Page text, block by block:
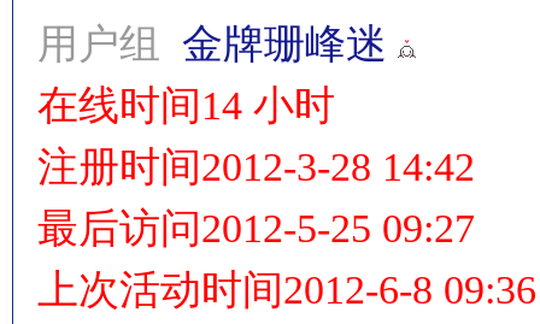
用户组 金牌珊峰迷
在线时间 14 小时
注册时间2012-3-28 14:42
最后访问2012-5-25 09:27
上次活动时间2012-6-8 09:36